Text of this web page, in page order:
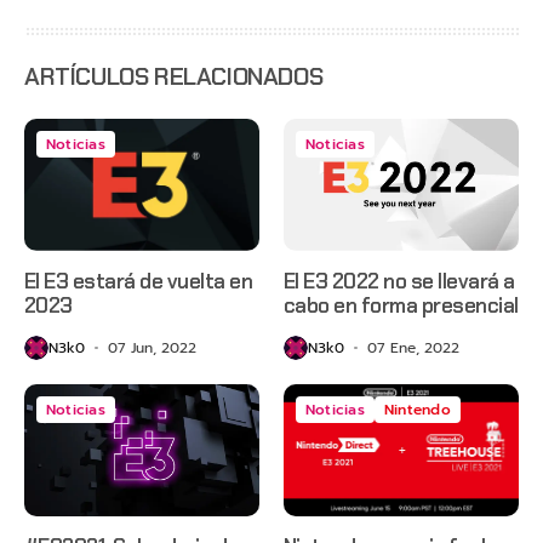
2 y más
ARTÍCULOS RELACIONADOS
Noticias
El E3 estará de vuelta en
2023
N3k0 07 Jun, 2022
Noticias
El E3 2022 no se llevará a
cabo en forma presencial
N3k0 07 Ene, 2022
Noticias Noticias Nintendo